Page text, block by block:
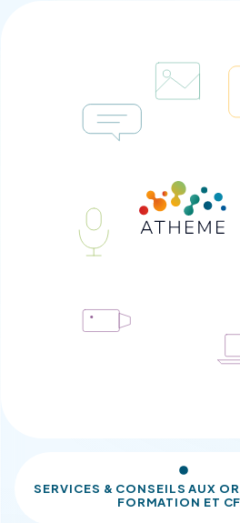
SERVICES & CONSEILS AUX
FORMATION ET